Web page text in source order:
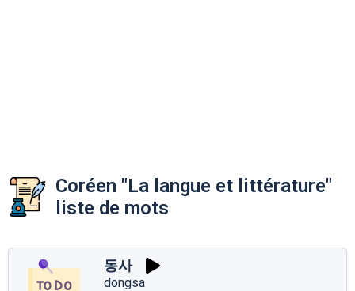
Coréen "La langue et littérature"
liste de mots
동사
dongsa